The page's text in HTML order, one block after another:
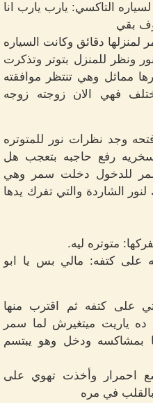
التاكسي: يارب يارب انا
بقي
دقائق وكانت السياره
ونظر للمنزل بتوتر وتذكرت
مماثل وهي تنتظر موافقته
فهي الان زوجته زوجه
وجد نظرات نور للمتوتره
رفع حاجبه بتعجب هل
لسمر للدخول دخلت سمر وهي
الشاردة والتي تفرك يدها
متوتره ليه.
على كتفه: مالي بس يا ابو
على كتفه ثم اقترب منها
ياريت ميتغيرش لما سمر
بمشاكسه ودخل وهو يبتسم
احمرار وأخذت تهوي على
في مره